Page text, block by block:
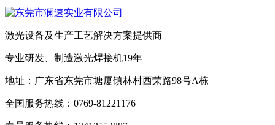
激光设备及生产工艺解决方案提供商
专业研发、制造激光焊接机19年
地址：广东省东莞市塘厦镇林村西荣路98号A栋
全国服务热线：0769-81221176